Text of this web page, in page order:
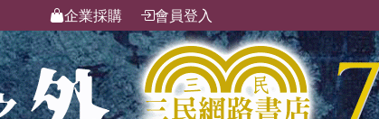
企業採購 會員登入